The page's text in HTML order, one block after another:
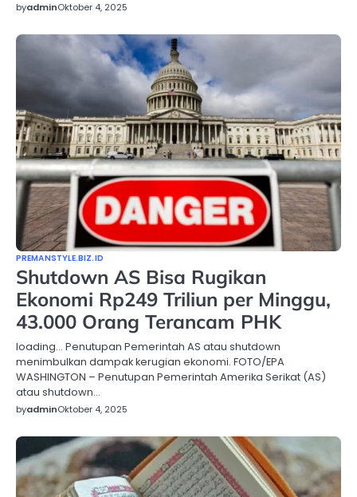
byadminOktober 4, 2025
PREMANSTYLE.BIZ.ID
Shutdown AS Bisa Rugikan
Ekonomi Rp249 Triliun per Minggu,
43.000 Orang Terancam PHK
loading… Penutupan Pemerintah AS atau shutdown
menimbulkan dampak kerugian ekonomi. FOTO/EPA
WASHINGTON – Penutupan Pemerintah Amerika Serikat (AS)
atau shutdown…
byadminOktober 4, 2025